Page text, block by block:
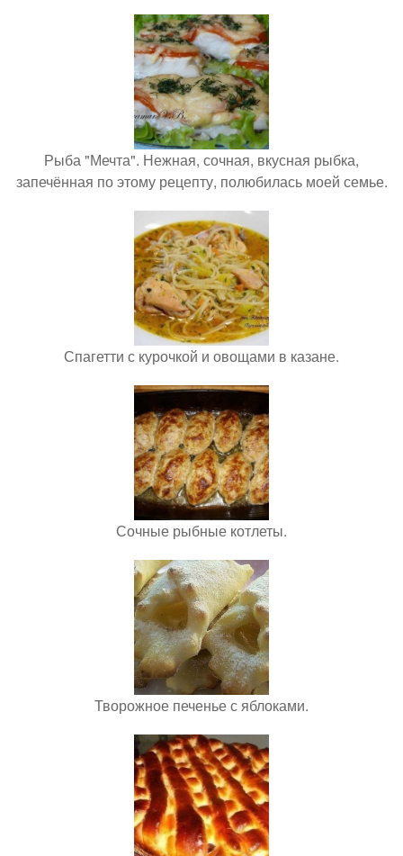
Рыба "Мечта". Нежная, сочная, вкусная рыбка,
запечённая по этому рецепту, полюбилась моей семье.
Спагетти с курочкой и овощами в казане.
Сочные рыбные котлеты.
Творожное печенье с яблоками.